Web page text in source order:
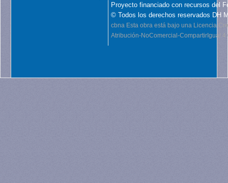
Proyecto financiado con recursos del
© Todos los derechos reservados DH
cbna Esta obra está bajo una Licencia
Atribución-NoComercial-CompartirIgual